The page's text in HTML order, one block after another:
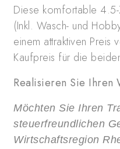
Diese komfortable 4.5-
(Inkl. Wasch- und
einem attraktiven
Kaufpreis für die
Realisieren Sie Ihren
Möchten Sie Ihren
steuerfreundlichen
Wirtschaftsregion